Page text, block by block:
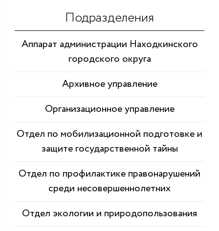
Подразделения
Аппарат администрации Находкинского
городского округа
Архивное управление
Организационное управление
Отдел по мобилизационной подготовке и
защите государственной тайны
Отдел по профилактике правонарушений
среди несовершеннолетних
Отдел экологии и природопользования